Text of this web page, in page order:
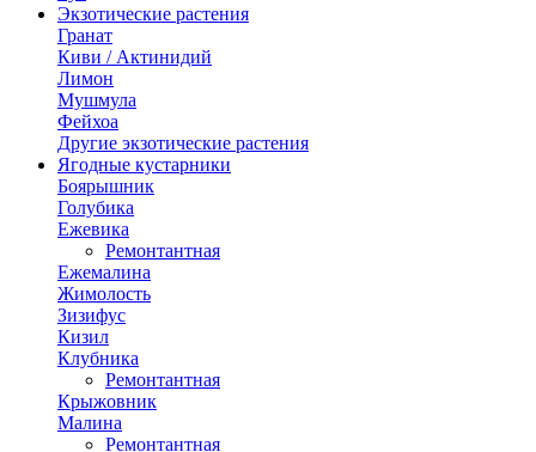
Экзотические растения
Гранат
Киви / Актинидий
Лимон
Мушмула
Фейхоа
Другие экзотические растения
Ягодные кустарники
Боярышник
Голубика
Ежевика
Ремонтантная
Ежемалина
Жимолость
Зизифус
Кизил
Клубника
Ремонтантная
Крыжовник
Малина
Ремонтантная